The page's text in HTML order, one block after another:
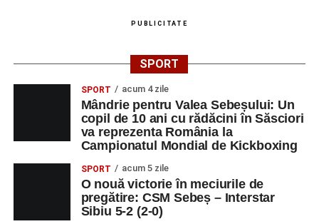
PUBLICITATE
SPORT
SPORT acum 4 zile
Mândrie pentru Valea Sebeșului: Un
copil de 10 ani cu rădăcini în Săsciori
va reprezenta România la
Campionatul Mondial de Kickboxing
SPORT acum 5 zile
O nouă victorie în meciurile de
pregătire: CSM Sebeș – Interstar
Sibiu 5-2 (2-0)